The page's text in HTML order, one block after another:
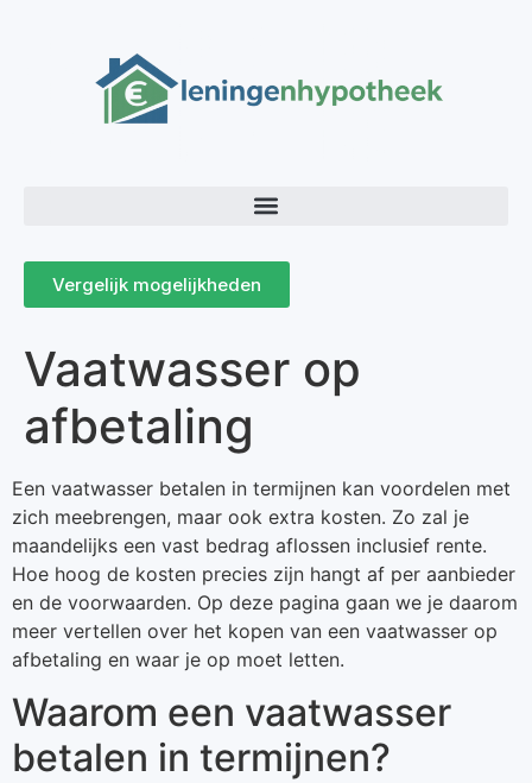
Vergelijk mogelijkheden
Vaatwasser op
afbetaling
Een vaatwasser betalen in termijnen kan voordelen met
zich meebrengen, maar ook extra kosten. Zo zal je
maandelijks een vast bedrag aflossen inclusief rente.
Hoe hoog de kosten precies zijn hangt af per aanbieder
en de voorwaarden. Op deze pagina gaan we je daarom
meer vertellen over het kopen van een vaatwasser op
afbetaling en waar je op moet letten.
Waarom een vaatwasser
betalen in termijnen?